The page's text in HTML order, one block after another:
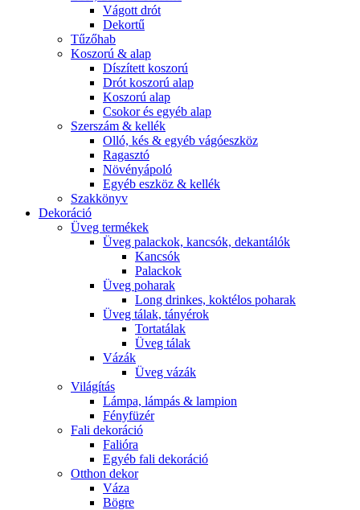
Vágott drót
Dekortű
Tűzőhab
Koszorú & alap
Díszített koszorú
Drót koszorú alap
Koszorú alap
Csokor és egyéb alap
Szerszám & kellék
Olló, kés & egyéb vágóeszköz
Ragasztó
Növényápoló
Egyéb eszköz & kellék
Szakkönyv
Dekoráció
Üveg termékek
Üveg palackok, kancsók, dekantálók
Kancsók
Palackok
Üveg poharak
Long drinkes, koktélos poharak
Üveg tálak, tányérok
Tortatálak
Üveg tálak
Vázák
Üveg vázák
Világítás
Lámpa, lámpás & lampion
Fényfüzér
Fali dekoráció
Falióra
Egyéb fali dekoráció
Otthon dekor
Váza
Bögre